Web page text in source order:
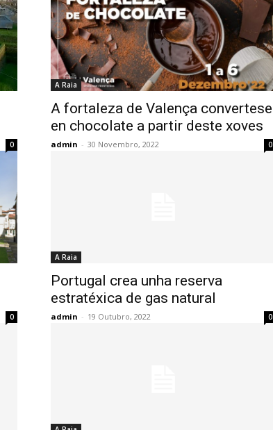
0
A Raia
A fortaleza de Valença convertese
en chocolate a partir deste xoves
admin - 30 Novembro, 2022 0
0
A Raia
Portugal crea unha reserva
estratéxica de gas natural
admin - 19 Outubro, 2022 0